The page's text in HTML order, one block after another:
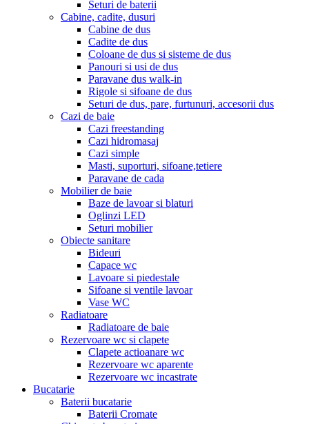
Seturi de baterii
Cabine, cadite, dusuri
Cabine de dus
Cadite de dus
Coloane de dus si sisteme de dus
Panouri si usi de dus
Paravane dus walk-in
Rigole si sifoane de dus
Seturi de dus, pare, furtunuri, accesorii dus
Cazi de baie
Cazi freestanding
Cazi hidromasaj
Cazi simple
Masti, suporturi, sifoane,tetiere
Paravane de cada
Mobilier de baie
Baze de lavoar si blaturi
Oglinzi LED
Seturi mobilier
Obiecte sanitare
Bideuri
Capace wc
Lavoare si piedestale
Sifoane si ventile lavoar
Vase WC
Radiatoare
Radiatoare de baie
Rezervoare wc si clapete
Clapete actioanare wc
Rezervoare wc aparente
Rezervoare wc incastrate
Bucatarie
Baterii bucatarie
Baterii Cromate